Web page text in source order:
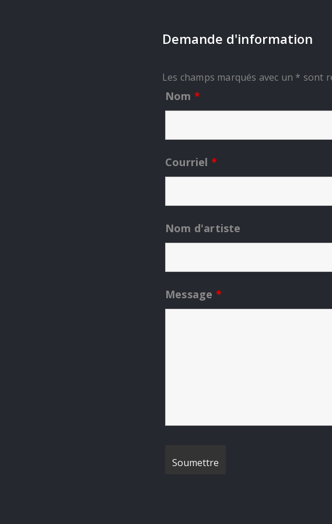
Demande d'information
Les champs marqués avec un * sont
Nom *
Courriel *
Nom d'artiste
Message *